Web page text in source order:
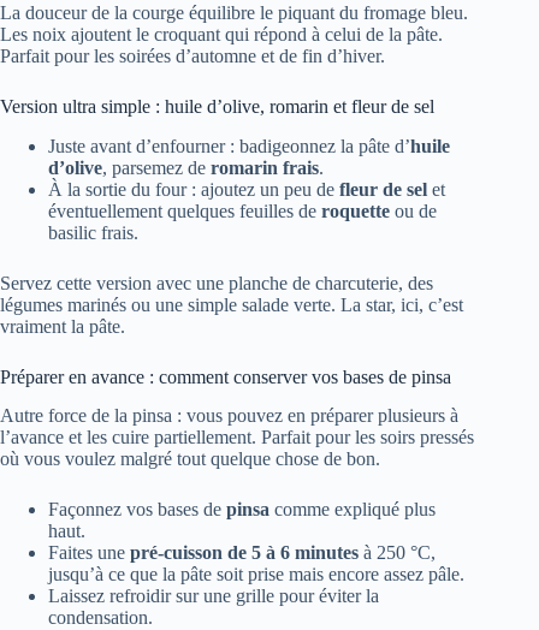
La douceur de la courge équilibre le piquant du fromage bleu.
Les noix ajoutent le croquant qui répond à celui de la pâte.
Parfait pour les soirées d’automne et de fin d’hiver.
Version ultra simple : huile d’olive, romarin et fleur de sel
Juste avant d’enfourner : badigeonnez la pâte d’huile
d’olive, parsemez de romarin frais.
À la sortie du four : ajoutez un peu de fleur de sel et
éventuellement quelques feuilles de roquette ou de
basilic frais.
Servez cette version avec une planche de charcuterie, des
légumes marinés ou une simple salade verte. La star, ici, c’est
vraiment la pâte.
Préparer en avance : comment conserver vos bases de pinsa
Autre force de la pinsa : vous pouvez en préparer plusieurs à
l’avance et les cuire partiellement. Parfait pour les soirs pressés
où vous voulez malgré tout quelque chose de bon.
Façonnez vos bases de pinsa comme expliqué plus
haut.
Faites une pré-cuisson de 5 à 6 minutes à 250 °C,
jusqu’à ce que la pâte soit prise mais encore assez pâle.
Laissez refroidir sur une grille pour éviter la
condensation.